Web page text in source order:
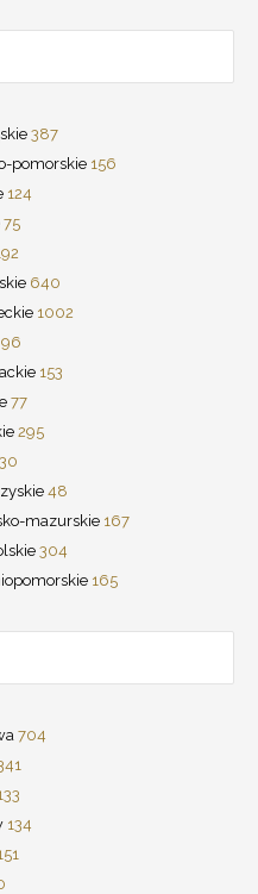
387
pomorskie 156
124
75
640
1002
96
153
77
295
48
mazurskie 167
304
165
704
134